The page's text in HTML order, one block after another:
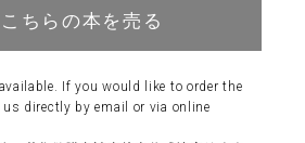
こちらの本を売る
If you would like to order the
us directly by email or via online